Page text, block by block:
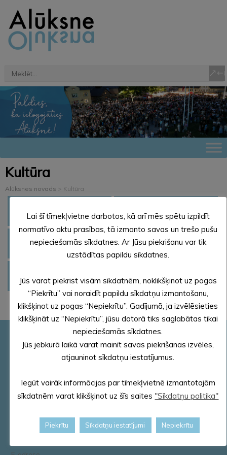
Kultūra
Alūksnes novads > Kultūra
ALŪKSNES NOVADA MUZEJS GADA NOZĪMĪGĀKIE PASĀKUMI
Pašvaldības rekvizīti
Reģ. Nr.90000018622
AS „SEB banka”
Kods: UNLALV2X
E – pasts – dome@aluksne.lv
Lai šī tīmekļvietne darbotos, kā arī mēs spētu izpildīt
normatīvo aktu prasības, tā izmanto savas un trešo pušu
nepieciešamās sīkdatnes. Ar Jūsu piekrišanu var tik
uzstādītas papildu sīkdatnes.
Jūs varat piekrist visām sīkdatnēm, noklikšķinot uz pogas
“Piekrītu” vai noraidīt papildu sīkdatņu izmantošanu,
klikšķinot uz pogas “Nepiekrītu”. Gadījumā, ja izvēlēsieties
klikšķināt uz “Nepiekrītu”, jūsu datorā tiks saglabātas tikai
nepieciešamās sīkdatnes.
Jūs jebkurā laikā varat mainīt savas piekrišanas izvēles,
atjauninot sīkdatņu iestatījumus.
Iegūt vairāk informācijas par tīmekļvietnē izmantotajām
sīkdatnēm varat klikšķinot uz šīs saites "Sīkdatņu politika"
Piekrītu Sīkdatņu iestatījumi Nepiekrītu